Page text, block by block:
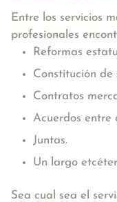
Entre los servicios
profesionales
Reformas
Constitución de
Contratos
Acuerdos entre
Juntas.
Un largo
Sea cual sea el